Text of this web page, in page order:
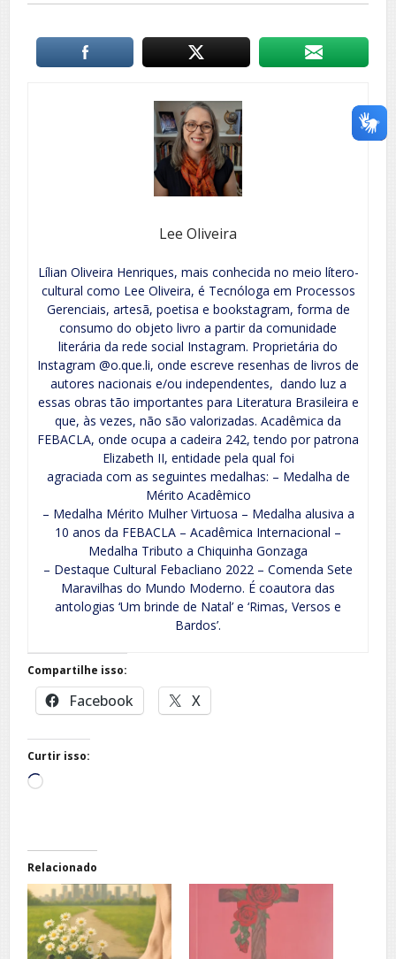
Lee Oliveira
Lílian Oliveira Henriques, mais conhecida no meio lítero-
cultural como Lee Oliveira, é Tecnóloga em Processos
Gerenciais, artesã, poetisa e bookstagram, forma de
consumo do objeto livro a partir da comunidade
literária da rede social Instagram. Proprietária do
Instagram @o.que.li, onde escreve resenhas de livros de
autores nacionais e/ou independentes, dando luz a
essas obras tão importantes para Literatura Brasileira e
que, às vezes, não são valorizadas. Acadêmica da
FEBACLA, onde ocupa a cadeira 242, tendo por patrona
Elizabeth II, entidade pela qual foi
agraciada com as seguintes medalhas: – Medalha de
Mérito Acadêmico
– Medalha Mérito Mulher Virtuosa – Medalha alusiva a
10 anos da FEBACLA – Acadêmica Internacional –
Medalha Tributo a Chiquinha Gonzaga
– Destaque Cultural Febacliano 2022 – Comenda Sete
Maravilhas do Mundo Moderno. É coautora das
antologias ‘Um brinde de Natal’ e ‘Rimas, Versos e
Bardos’.
Compartilhe isso:
Facebook X
Curtir isso:
Carregando...
Relacionado